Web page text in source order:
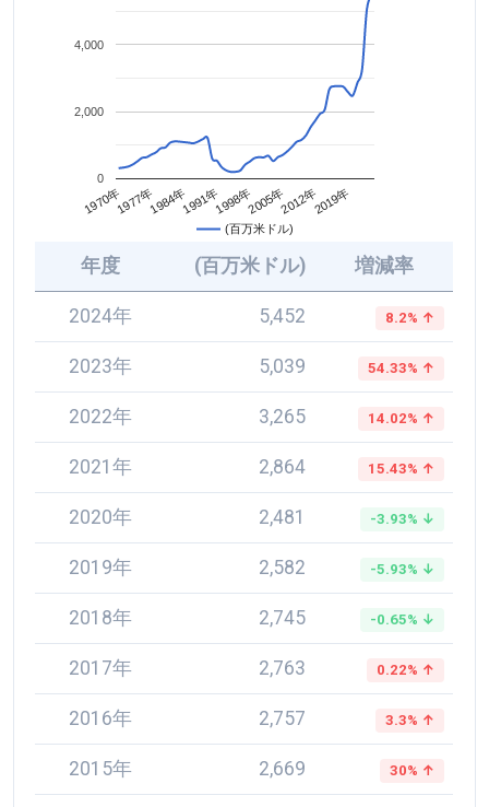
(百万米ドル)
1970年1977年1984年1991年1998年2005年2012年2019年
0
2,000
4,000
年度 (百万米ドル) 増減率
2024年 5,452 8.2% ↑
2023年 5,039 54.33% ↑
2022年 3,265 14.02% ↑
2021年 2,864 15.43% ↑
2020年 2,481 -3.93% ↓
2019年 2,582 -5.93% ↓
2018年 2,745 -0.65% ↓
2017年 2,763 0.22% ↑
2016年 2,757 3.3% ↑
2015年 2,669 30% ↑